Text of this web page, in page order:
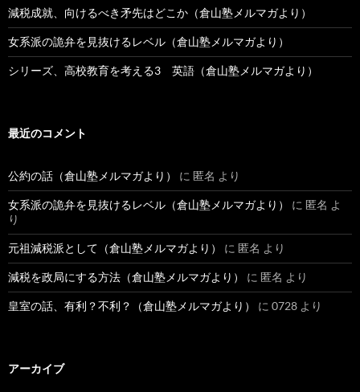
減税成就、向けるべき矛先はどこか（倉山塾メルマガより）
女系派の詭弁を見抜けるレベル（倉山塾メルマガより）
シリーズ、高校教育を考える3 英語（倉山塾メルマガより）
最近のコメント
公約の話（倉山塾メルマガより） に 匿名 より
女系派の詭弁を見抜けるレベル（倉山塾メルマガより） に 匿名 よ
り
元祖減税派として（倉山塾メルマガより） に 匿名 より
減税を政局にする方法（倉山塾メルマガより） に 匿名 より
皇室の話、有利？不利？（倉山塾メルマガより） に 0728 より
アーカイブ